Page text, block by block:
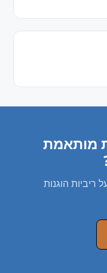
מותאמת
ריביות הוגנות